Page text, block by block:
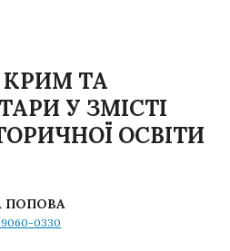
КРИМ ТА
У ЗМІСТІ
ОСВІТИ
ПОПОВА
0330